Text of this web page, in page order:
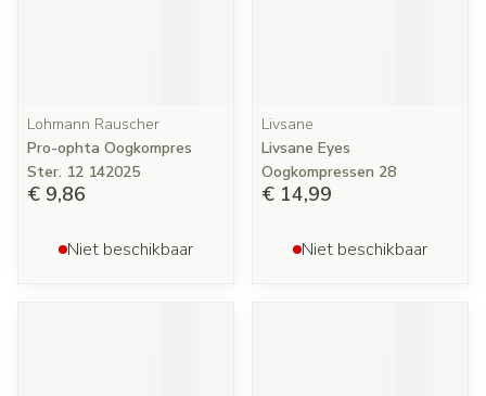
Lohmann Rauscher
Pro-ophta Oogkompres
Ster. 12 142025
€ 9,86
Niet beschikbaar
Livsane
Livsane Eyes
Oogkompressen 28
€ 14,99
Niet beschikbaar